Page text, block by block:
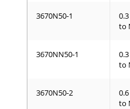
3670N50-1
to
3670NN50-1
to
3670N50-2
to